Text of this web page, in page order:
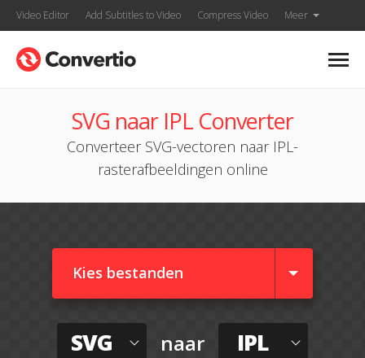
Video Editor Add Subtitles to Video Compress Video Meer
SVG naar IPL Converter
Converteer SVG-vectoren naar IPL-
rasterafbeeldingen online
Kies bestanden
SVG naar IPL